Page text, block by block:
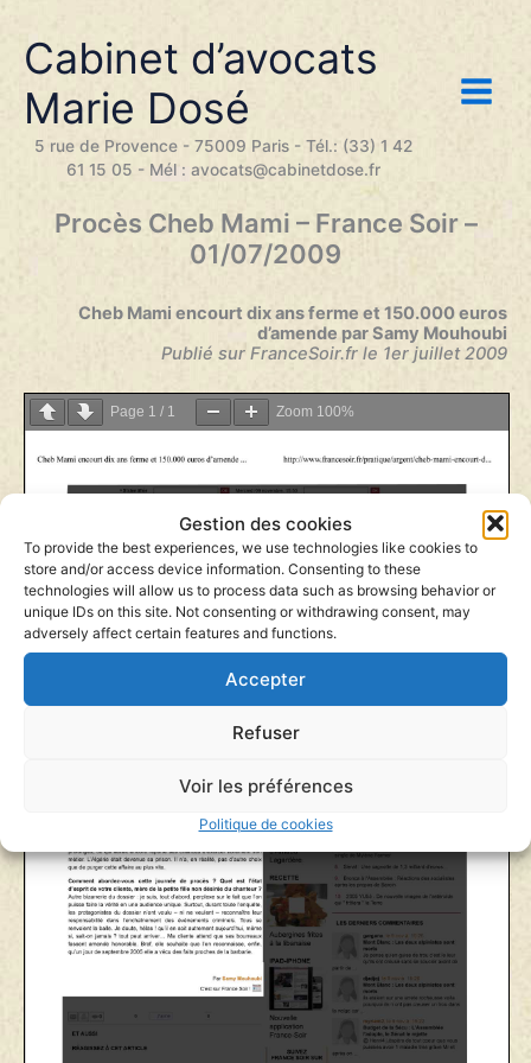
Gestion des cookies
To provide the best experiences, we use technologies like cookies to
store and/or access device information. Consenting to these
technologies will allow us to process data such as browsing behavior or
unique IDs on this site. Not consenting or withdrawing consent, may
adversely affect certain features and functions.
Accepter
Refuser
Voir les préférences
Politique de cookies
contenu
Cabinet d’avocats
Marie Dosé
5 rue de Provence - 75009 Paris - Tél.: (33) 1 42
61 15 05 - Mél : avocats@cabinetdose.fr
Procès Cheb Mami – France Soir –
01/07/2009
Cheb Mami encourt dix ans ferme et 150.000 euros
d’amende par Samy Mouhoubi
Publié sur FranceSoir.fr le 1er juillet 2009
Page 1 / 1 Zoom 100%